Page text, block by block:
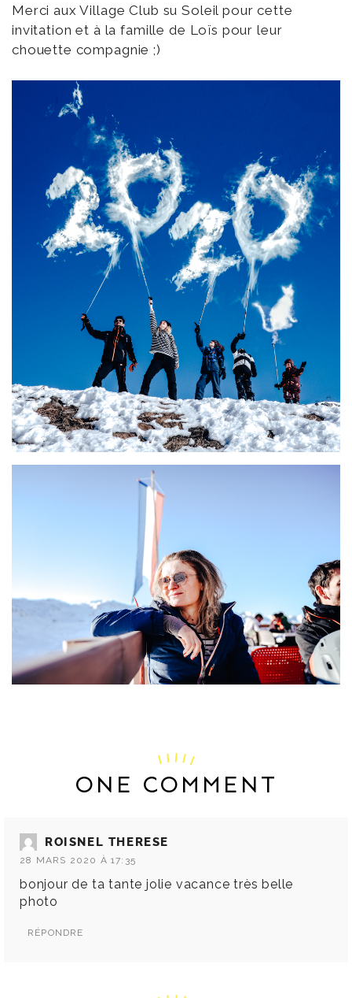
Merci aux Village Club su Soleil pour cette
invitation et à la famille de Loïs pour leur
chouette compagnie ;)
ONE COMMENT
ROISNEL THERESE
28 MARS 2020 À 17:35
bonjour de ta tante jolie vacance très belle
photo
RÉPONDRE